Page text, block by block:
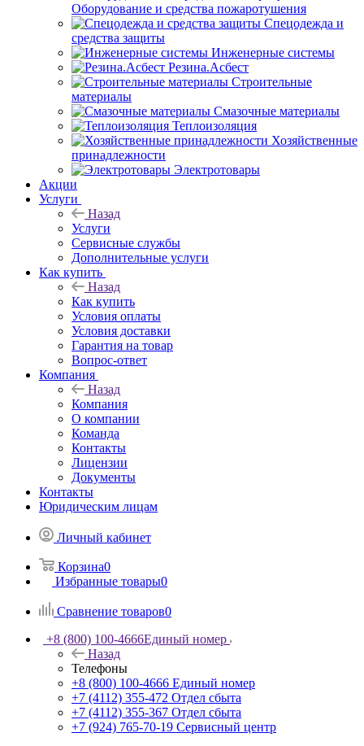
Оборудование и средства пожаротушения
Спецодежда и
средства защиты
Инженерные системы
Резина.Асбест
Строительные
материалы
Смазочные материалы
Теплоизоляция
Хозяйственные
принадлежности
Электротовары
Акции
Услуги
Назад
Услуги
Сервисные службы
Дополнительные услуги
Как купить
Назад
Как купить
Условия оплаты
Условия доставки
Гарантия на товар
Вопрос-ответ
Компания
Назад
Компания
О компании
Команда
Контакты
Лицензии
Документы
Контакты
Юридическим лицам
Личный кабинет
Корзина0
Избранные товары0
Сравнение товаров0
+8 (800) 100-4666Единый номер
Назад
Телефоны
+8 (800) 100-4666 Единый номер
+7 (4112) 355-472 Отдел сбыта
+7 (4112) 355-367 Отдел сбыта
+7 (924) 765-70-19 Сервисный центр